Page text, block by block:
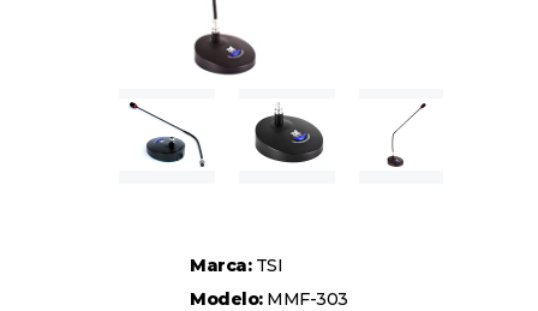
Marca:TSI
Modelo:MMF-303